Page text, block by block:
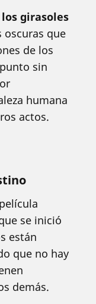
girasoles
oscuras que
de los
sin
humana
actos.
se inició
están
que no hay
demás.